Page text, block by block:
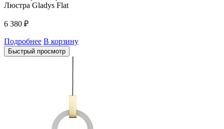
Люстра Gladys Flat
6 380 ₽
Подробнее В корзину
Быстрый просмотр